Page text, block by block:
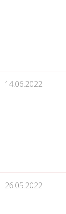
14.06.2022
26.05.2022